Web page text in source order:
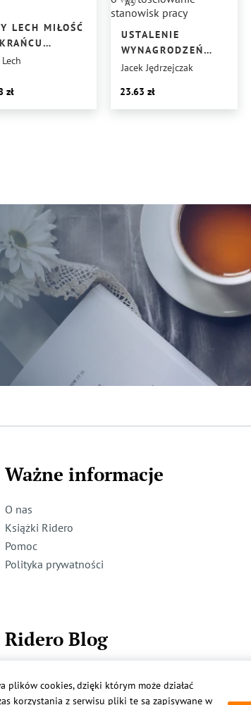
LECH MIŁOŚĆ
A5
USTALENIE
WYNAGRODZEŃ
ZASADNICZYCH
O WARTOŚCIOWANIE
STANOWISK PRACY
Jacek Jędrzejczak
23.63
Ważne informacje
O nas
Książki Ridero
Pomoc
Polityka prywatności
Ridero Blog
Więcej
plików cookies, dzięki którym może działać
korzystania z serwisu pliki te są zapisywane w